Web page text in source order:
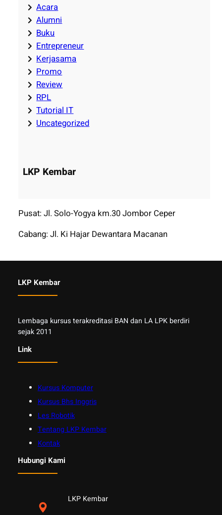
Acara
Alumni
Buku
Entrepreneur
Kerjasama
Promo
Review
RPL
Tutorial IT
Uncategorized
LKP Kembar
Pusat: Jl. Solo-Yogya km.30 Jombor Ceper
Cabang: Jl. Ki Hajar Dewantara Macanan
LKP Kembar
Lembaga kursus terakreditasi BAN dan LA LPK berdiri
sejak 2011
Link
Kursus Komputer
Kursus Bhs Inggris
Les Robotik
Tentang LKP Kembar
Kontak
Hubungi Kami
LKP Kembar